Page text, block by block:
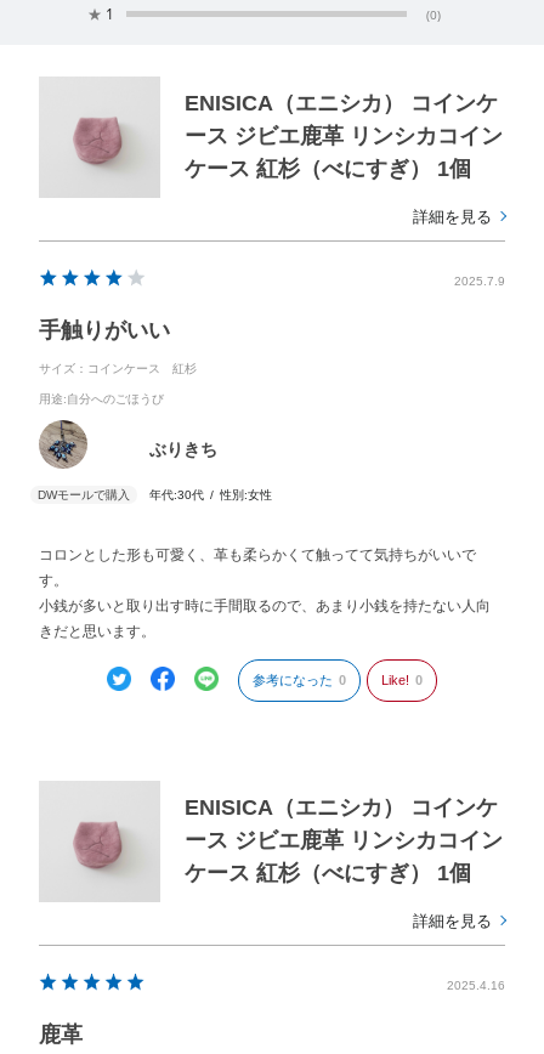
★ 1 (0)
ENISICA（エニシカ） コインケ
ース ジビエ鹿革 リンシカコイン
ケース 紅杉（べにすぎ） 1個
詳細を見る
2025.7.9
手触りがいい
サイズ：コインケース 紅杉
用途:自分へのごほうび
ぶりきち
年代:30代 性別:女性
コロンとした形も可愛く、革も柔らかくて触ってて気持ちがいいで
す。
小銭が多いと取り出す時に手間取るので、あまり小銭を持たない人向
きだと思います。
参考になった 0 Like! 0
ENISICA（エニシカ） コインケ
ース ジビエ鹿革 リンシカコイン
ケース 紅杉（べにすぎ） 1個
詳細を見る
2025.4.16
鹿革